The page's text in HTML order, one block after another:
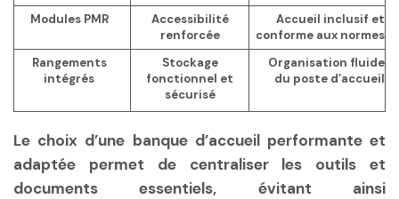
Modules PMR
Accessibilité
renforcée
Accueil inclusif et
conforme aux normes
Rangements
intégrés
Stockage
fonctionnel et
sécurisé
Organisation fluide
du poste d’accueil
Le choix d’une banque d’accueil performante et
adaptée permet de centraliser les outils et
documents essentiels, évitant ainsi